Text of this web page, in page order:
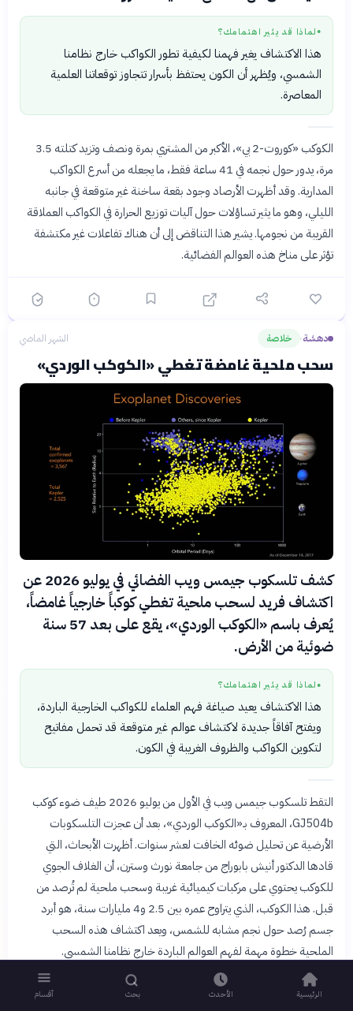
● لماذا قد يثير اهتمامك؟
هذا الاكتشاف يغير فهمنا لكيفية تطور الكواكب خارج نظامنا
الشمسي، ويُظهر أن الكون يحتفظ بأسرار تتجاوز توقعاتنا العلمية
المعاصرة.
الكوكب «كوروت-2 بي»، الأكبر من المشتري بمرة ونصف وتزيد كتلته 3.5
مرة، يدور حول نجمه في 41 ساعة فقط، ما يجعله من أسرع الكواكب
المدارية. وقد أظهرت الأرصاد وجود بقعة ساخنة غير متوقعة في جانبه
الليلي، وهو ما يثير تساؤلات حول آليات توزيع الحرارة في الكواكب العملاقة
القريبة من نجومها. يشير هذا التناقض إلى أن هناك تفاعلات غير مكتشفة
تؤثر على مناخ هذه العوالم الفضائية.
دهشة› خلاصة الشهر الماضي
سحب ملحية غامضة تغطي «الكوكب الوردي»
كشف تلسكوب جيمس ويب الفضائي في يوليو 2026 عن
اكتشاف فريد لسحب ملحية تغطي كوكباً خارجياً غامضاً،
يُعرف باسم «الكوكب الوردي»، يقع على بعد 57 سنة
ضوئية من الأرض.
● لماذا قد يثير اهتمامك؟
هذا الاكتشاف يعيد صياغة فهم العلماء للكواكب الخارجية الباردة،
ويفتح آفاقاً جديدة لاكتشاف عوالم غير متوقعة قد تحمل مفاتيح
لتكوين الكواكب والظروف الغريبة في الكون.
التقط تلسكوب جيمس ويب في الأول من يوليو 2026 طيف ضوء كوكب
GJ504b، المعروف بـ«الكوكب الوردي»، بعد أن عجزت التلسكوبات
الأرضية عن تحليل ضوئه الخافت لعشر سنوات. أظهرت الأبحاث، التي
قادها الدكتور أنيش بابوراج من جامعة نورث وسترن، أن الغلاف الجوي
للكوكب يحتوي على مركبات كيميائية غريبة وسحب ملحية لم تُرصد من
قبل. هذا الكوكب، الذي يتراوح عمره بين 2.5 و4 مليارات سنة، هو أبرد
جسم رُصد حول نجم مشابه للشمس، ويعد اكتشاف هذه السحب
الملحية خطوة مهمة لفهم العوالم الباردة خارج نظامنا الشمسي.
الرئيسية الأحدث بحث أقسام